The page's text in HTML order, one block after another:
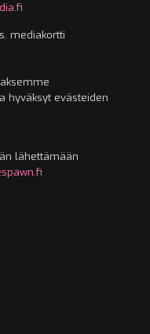
mediakortti
hyväksyt evästeiden
lähettämään